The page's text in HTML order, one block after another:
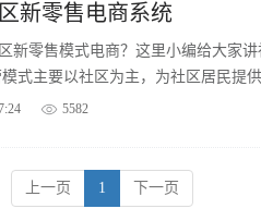
新零售电商系统
新零售模式电商？这里小编给大家
式主要以社区为主，为社区居民提
5582
上一页 1 下一页